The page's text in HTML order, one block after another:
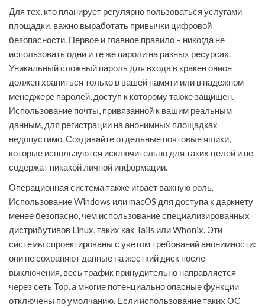
Для тех, кто планирует регулярно пользоваться услугами
площадки, важно выработать привычки цифровой
безопасности. Первое и главное правило – никогда не
использовать одни и те же пароли на разных ресурсах.
Уникальный сложный пароль для входа в кракен онион
должен храниться только в вашей памяти или в надежном
менеджере паролей, доступ к которому также защищен.
Использование почты, привязанной к вашим реальным
данным, для регистрации на анонимных площадках
недопустимо. Создавайте отдельные почтовые ящики,
которые используются исключительно для таких целей и не
содержат никакой личной информации.
Операционная система также играет важную роль.
Использование Windows или macOS для доступа к даркнету
менее безопасно, чем использование специализированных
дистрибутивов Linux, таких как Tails или Whonix. Эти
системы спроектированы с учетом требований анонимности:
они не сохраняют данные на жесткий диск после
выключения, весь трафик принудительно направляется
через сеть Тор, а многие потенциально опасные функции
отключены по умолчанию. Если использование таких ОС